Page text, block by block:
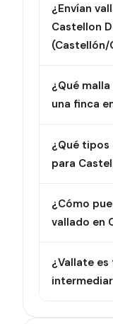
¿Envían
Castellon
(Castellón/
¿Qué
una finca
¿Qué
para
¿Cómo
vallado en
¿Vallate